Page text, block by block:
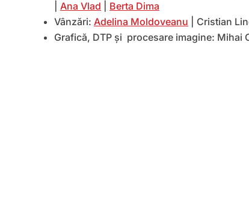
Ana Vlad
Berta Dima
Vânzări: Adelina Moldoveanu | Cristian
Grafică, DTP și procesare imagine: Mihai